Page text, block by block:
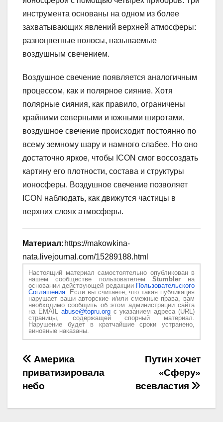
инструмента основаны на одном из более
захватывающих явлений верхней атмосферы:
разноцветные полосы, называемые
воздушным свечением.
Воздушное свечение появляется аналогичным
процессом, как и полярное сияние. Хотя
полярные сияния, как правило, ограничены
крайними северными и южными широтами,
воздушное свечение происходит постоянно по
всему земному шару и намного слабее. Но оно
достаточно яркое, чтобы ICON смог воссоздать
картину его плотности, состава и структуры
ионосферы. Воздушное свечение позволяет
ICON наблюдать, как движутся частицы в
верхних слоях атмосферы.
Материал: https://makowkina-
nata.livejournal.com/15289188.html
Настоящий материал самостоятельно опубликован в
нашем сообществе пользователем Stumblerна
основании действующей редакции Пользовательского
Соглашения. Если вы считаете, что такая публикация
нарушает ваши авторские и/или смежные права, вам
необходимо сообщить об этом администрации сайта
на EMAIL abuse@topru.orgс указанием адреса (URL)
страницы, содержащей спорный материал.
Нарушение будет в кратчайшие сроки устранено,
виновные наказаны.
Навигация
по
записям
Путин хочет
«Сферу»
всевластия
Америка
приватизировала
небо